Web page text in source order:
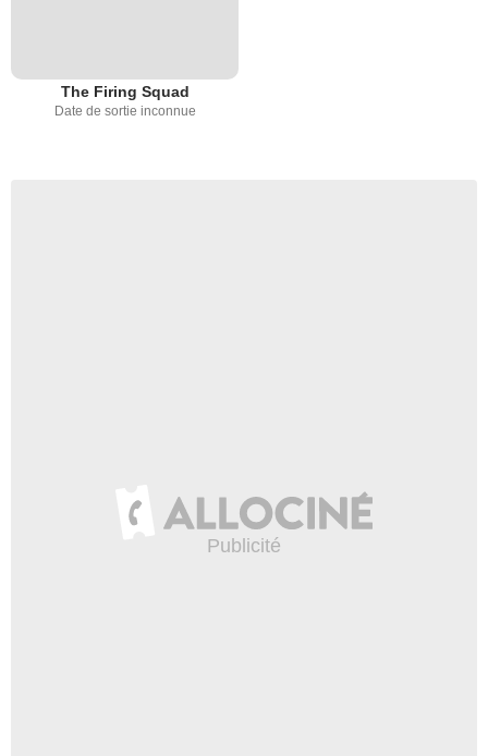
The Firing Squad
Date de sortie inconnue